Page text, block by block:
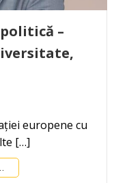
–
europene cu
[…]